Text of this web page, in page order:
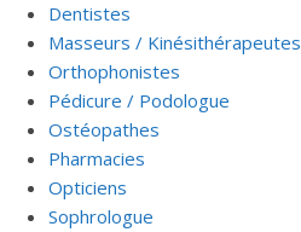
Dentistes
Masseurs / Kinésithérapeutes
Orthophonistes
Pédicure / Podologue
Ostéopathes
Pharmacies
Opticiens
Sophrologue